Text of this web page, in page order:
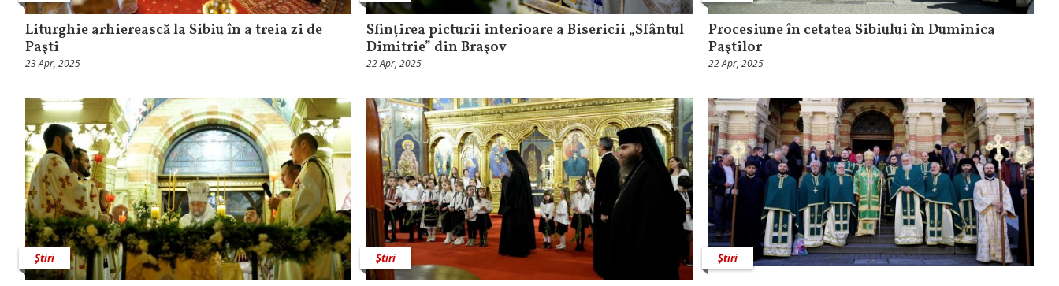
Liturghie arhierească la Sibiu în a treia zi de
Paşti
23 Apr, 2025
Sfinţirea picturii interioare a Bisericii „Sfântul
Dimitrie” din Braşov
22 Apr, 2025
Procesiune în cetatea Sibiului în Duminica
Paştilor
22 Apr, 2025
Știri Știri Știri